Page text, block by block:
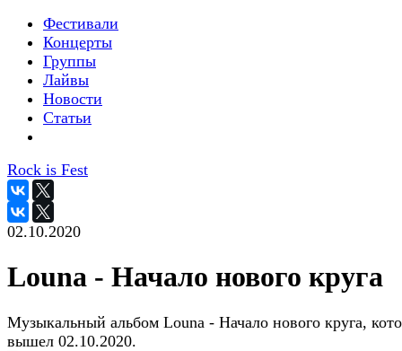
Фестивали
Концерты
Группы
Лайвы
Новости
Статьи
Rock is Fest
02.10.2020
Louna - Начало нового круга
Музыкальный альбом Louna - Начало нового круга,
вышел 02.10.2020.